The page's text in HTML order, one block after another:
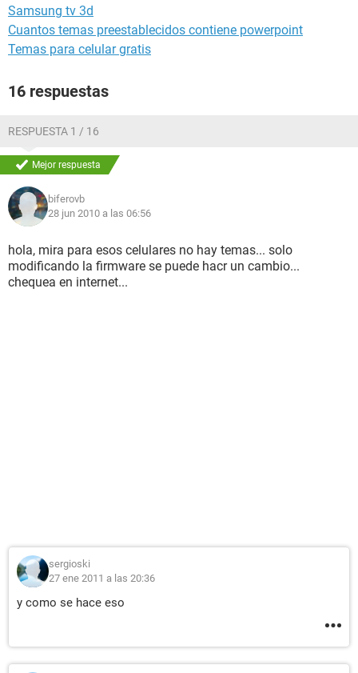
Samsung tv 3d
Cuantos temas preestablecidos contiene powerpoint
Temas para celular gratis
16 respuestas
RESPUESTA 1 / 16
Mejor respuesta
biferovb
28 jun 2010 a las 06:56
hola, mira para esos celulares no hay temas... solo
modificando la firmware se puede hacr un cambio...
chequea en internet...
sergioski
27 ene 2011 a las 20:36
y como se hace eso